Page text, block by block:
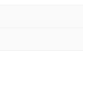
すること
1.共同利
）